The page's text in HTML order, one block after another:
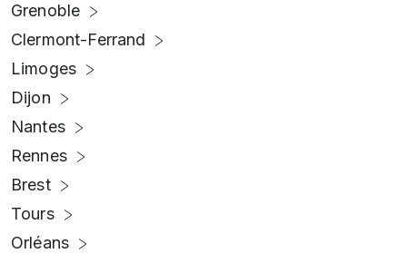
Grenoble
Clermont-Ferrand
Limoges
Dijon
Nantes
Rennes
Brest
Tours
Orléans